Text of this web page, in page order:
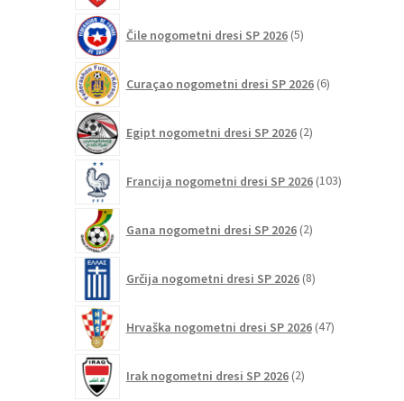
Čile nogometni dresi SP 2026 5izdelkov
Curaçao nogometni dresi SP 2026 6izdelkov
Egipt nogometni dresi SP 2026 2izdelka
Francija nogometni dresi SP 2026 103izdelki
Gana nogometni dresi SP 2026 2izdelka
Grčija nogometni dresi SP 2026 8izdelkov
Hrvaška nogometni dresi SP 2026 47izdelkov
Irak nogometni dresi SP 2026 2izdelka